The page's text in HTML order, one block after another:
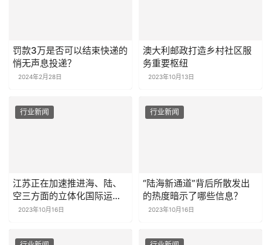
罚款3万是否可以结束快递的
悄无声息投递？
2024年2月28日
澳大利邮政打造乡村社区服
务重要枢纽
2023年10月13日
行业新闻
江苏正在加速推进海、陆、
空三方面的立体化国际运输
大通道的建设
2023年10月16日
行业新闻
“陆海新通道”背后所散发出
的热度暗示了哪些信息？
2023年10月16日